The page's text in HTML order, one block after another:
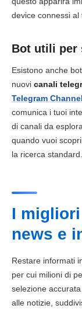
device connessi al
Bot utili per
Esistono anche
nuovi canali
Telegram
comunica i tuoi
di canali da
quando vuoi
la ricerca standard.
I
news e
Restare informati
per cui milioni di
selezione
alle notizie,